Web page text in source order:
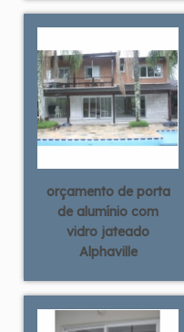
orçamento de porta
de alumínio com
vidro jateado
Alphaville